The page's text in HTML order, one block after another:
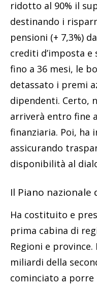
ridotto al 90% il
destinando i
pensioni (+ 7,3%)
crediti d’imposta
fino a 36 mesi, le
detassato i premi
dipendenti. Certo,
arriverà entro fine
finanziaria. Poi, ha
assicurando
disponibilità al
Il Piano nazionale
Ha costituito e
prima cabina di
Regioni e province.
miliardi della
cominciato a porre